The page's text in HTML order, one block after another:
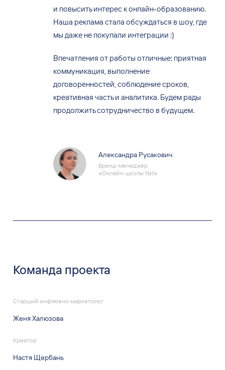
и повысить интерес к онлайн-образованию.
Наша реклама стала обсуждаться в шоу, где
мы даже не покупали интеграции :)
Впечатления от работы отличные: приятная
коммуникация, выполнение
договоренностей, соблюдение сроков,
креативная часть и аналитика. Будем рады
продолжить сотрудничество в будущем.
Александра Русакович
Бренд-менеджер
«Онлайн-школы №1»
Команда проекта
Старший инфлюенс-маркетолог
Женя Халюзова
Креатор
Настя Щербань